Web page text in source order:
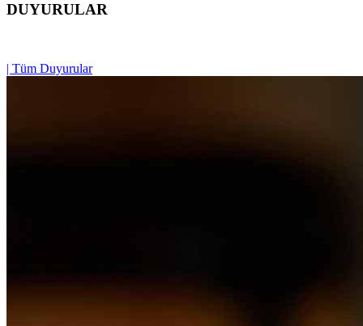
DUYURULAR
| Tüm Duyurular